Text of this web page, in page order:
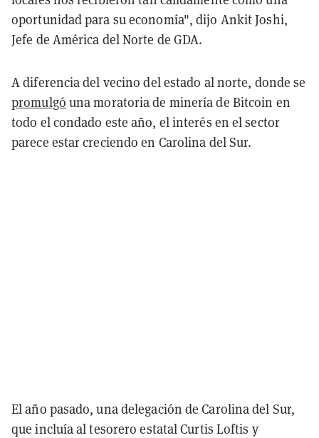
oportunidad para su economía", dijo Ankit Joshi,
Jefe de América del Norte de GDA.
A diferencia del vecino del estado al norte, donde se
promulgó una moratoria de minería de Bitcoin en
todo el condado este año, el interés en el sector
parece estar creciendo en Carolina del Sur.
El año pasado, una delegación de Carolina del Sur,
que incluía al tesorero estatal Curtis Loftis y